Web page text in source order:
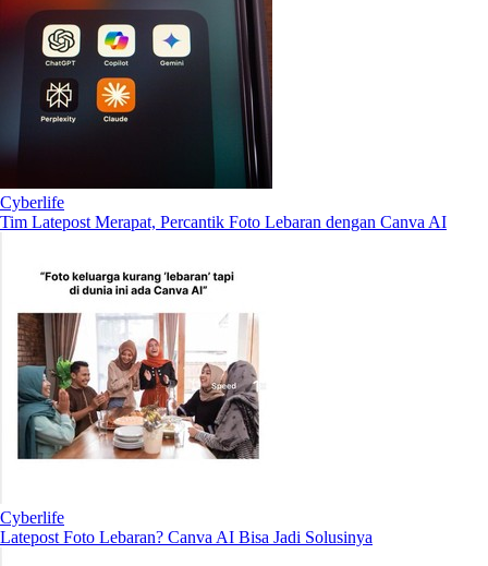
Cyberlife
Tim Latepost Merapat, Percantik Foto Lebaran dengan Canva AI
Cyberlife
Latepost Foto Lebaran? Canva AI Bisa Jadi Solusinya